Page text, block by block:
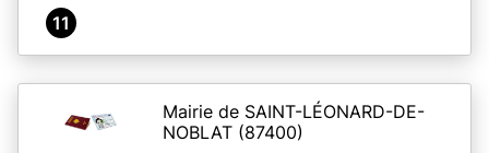
11
Mairie de SAINT-LÉONARD-DE-
NOBLAT (87400)